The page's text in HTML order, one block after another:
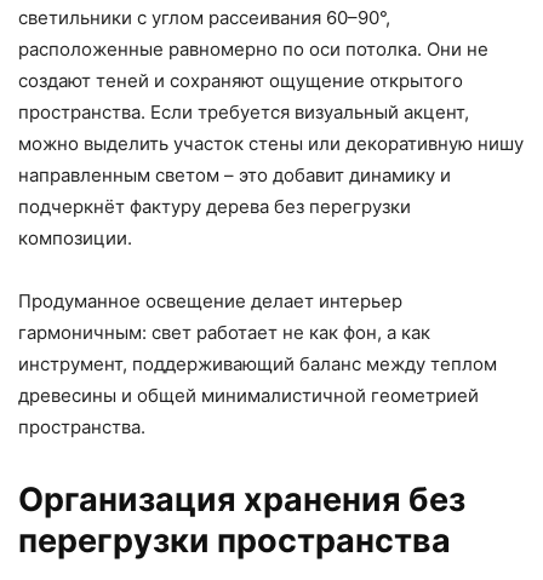
светильники с углом рассеивания 60–90°,
расположенные равномерно по оси потолка. Они не
создают теней и сохраняют ощущение открытого
пространства. Если требуется визуальный акцент,
можно выделить участок стены или декоративную нишу
направленным светом – это добавит динамику и
подчеркнёт фактуру дерева без перегрузки
композиции.
Продуманное освещение делает интерьер
гармоничным: свет работает не как фон, а как
инструмент, поддерживающий баланс между теплом
древесины и общей минималистичной геометрией
пространства.
Организация хранения без
перегрузки пространства